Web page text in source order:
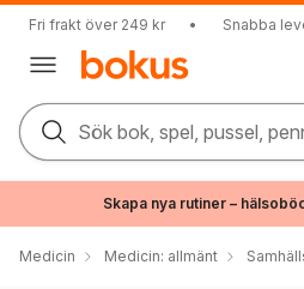
Fri frakt över 249 kr • Snabba
Sök bok, spel, pussel,
Skapa nya rutiner –
Medicin Medicin: allmänt